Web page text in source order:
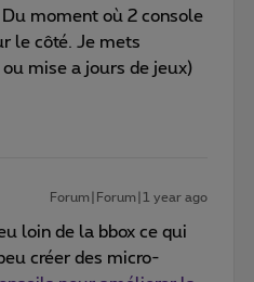
moment où 2 console
le côté. Je mets
mise a jours de jeux)
Forum|Forum|1 year ago
loin de la bbox ce qui
créer des micro-